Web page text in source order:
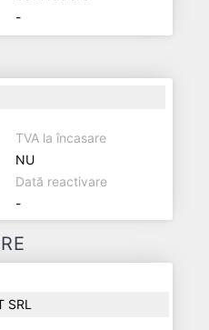
-
TVA la încasare
NU
Dată reactivare
-
SRL